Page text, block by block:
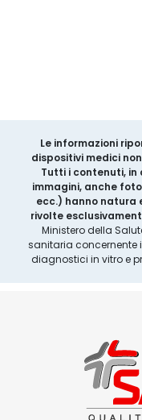
Le informazioni
dispositivi medici
Tutti i contenuti,
immagini, anche
ecc.) hanno natura
rivolte
Ministero della
sanitaria concernente
diagnostici in vitro e